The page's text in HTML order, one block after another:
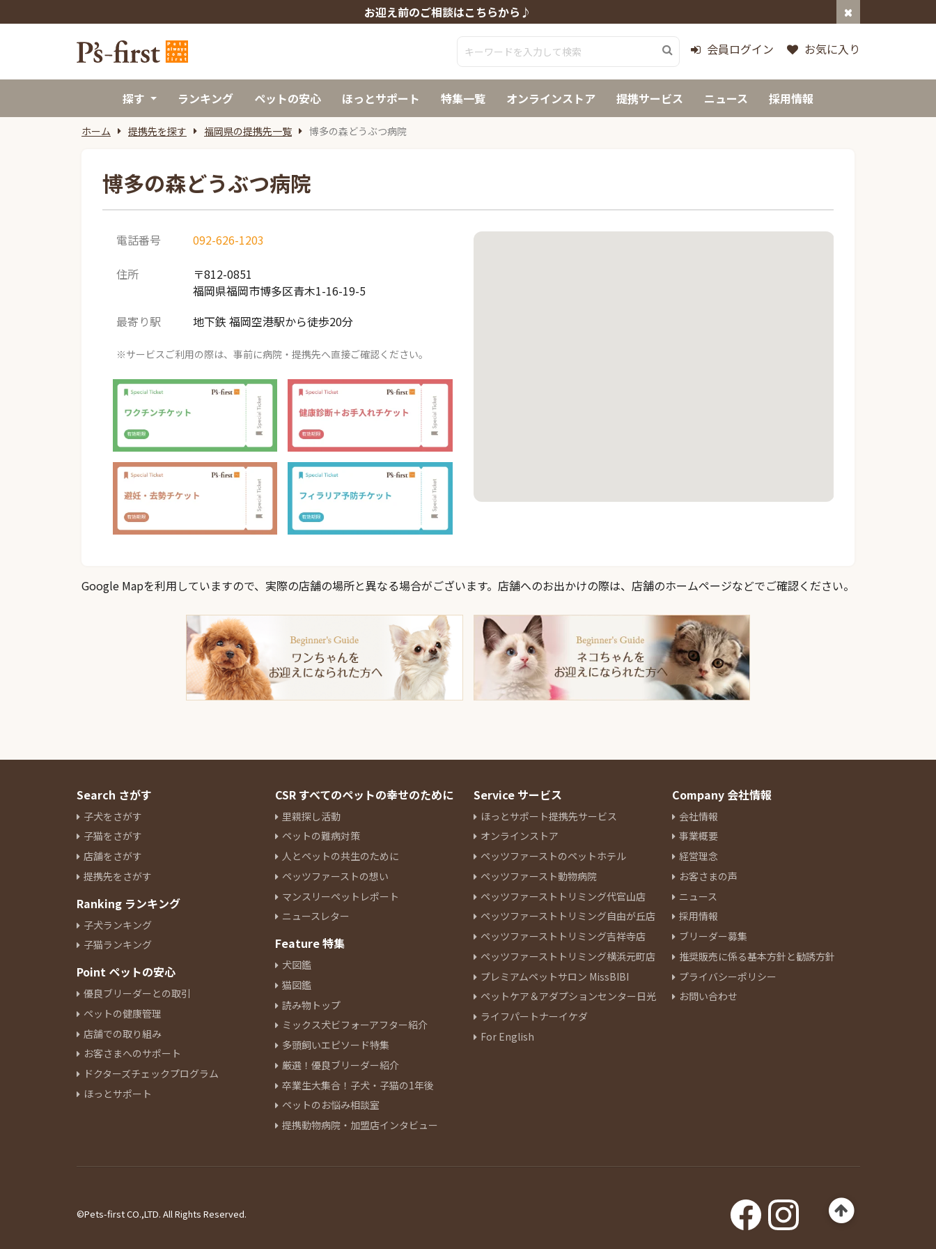
お迎え前のご相談はこちらから♪
会員ログイン お気に入り
探す ランキング ペットの安心 ほっとサポート 特集一覧 オンラインストア 提携サービス ニュース 採用情報
ホーム 提携先を探す 福岡県の提携先一覧 博多の森どうぶつ病院
博多の森どうぶつ病院
電話番号 092-626-1203
住所
〒812-0851
福岡県福岡市博多区青木1-16-19-5
最寄り駅
地下鉄 福岡空港駅から徒歩20分
※サービスご利用の際は、事前に病院・提携先へ直接ご確認ください。
Google Mapを利用していますので、実際の店舗の場所と異なる場合がございます。店舗へのお出かけの際は、店舗のホームページなどでご確認ください。
Search さがす
子犬をさがす
子猫をさがす
店舗をさがす
提携先をさがす
Ranking ランキング
子犬ランキング
子猫ランキング
Point ペットの安心
優良ブリーダーとの取引
ペットの健康管理
店舗での取り組み
お客さまへのサポート
ドクターズチェックプログラム
ほっとサポート
CSR すべてのペットの幸せのために
里親探し活動
ペットの難病対策
人とペットの共生のために
ペッツファーストの想い
マンスリーペットレポート
ニュースレター
Feature 特集
犬図鑑
猫図鑑
読み物トップ
ミックス犬ビフォーアフター紹介
多頭飼いエピソード特集
厳選！優良ブリーダー紹介
卒業生大集合！子犬・子猫の1年後
ペットのお悩み相談室
提携動物病院・加盟店インタビュー
Service サービス
ほっとサポート提携先サービス
オンラインストア
ペッツファーストのペットホテル
ペッツファースト動物病院
ペッツファーストトリミング代官山店
ペッツファーストトリミング自由が丘店
ペッツファーストトリミング吉祥寺店
ペッツファーストトリミング横浜元町店
プレミアムペットサロン MissBIBI
ペットケア＆アダプションセンター日光
ライフパートナーイケダ
For English
Company 会社情報
会社情報
事業概要
経営理念
お客さまの声
ニュース
採用情報
ブリーダー募集
推奨販売に係る基本方針と勧誘方針
プライバシーポリシー
お問い合わせ
©Pets-first CO.,LTD. All Rights Reserved.